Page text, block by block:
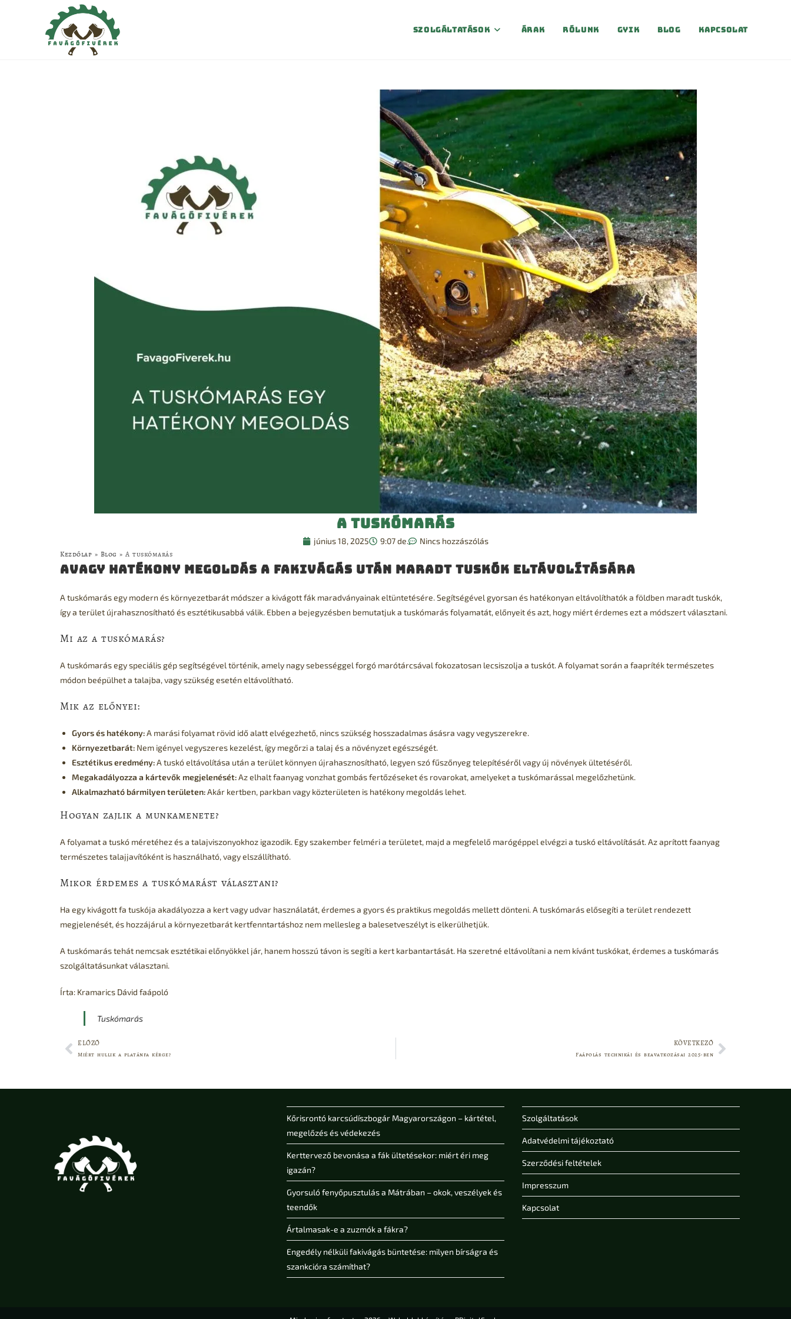
Szolgáltatások Árak Rólunk Gyik Blog Kapcsolat
A tuskómarás
június 18, 2025 9:07 de. Nincs hozzászólás
Kezdőlap » Blog » A tuskómarás
Avagy hatékony megoldás a fakivágás után maradt tuskók eltávolítására
A tuskómarás egy modern és környezetbarát módszer a kivágott fák maradványainak eltüntetésére. Segítségével gyorsan és hatékonyan eltávolíthatók a földben maradt tuskók,
így a terület újrahasznosítható és esztétikusabbá válik. Ebben a bejegyzésben bemutatjuk a tuskómarás folyamatát, előnyeit és azt, hogy miért érdemes ezt a módszert választani.
Mi az a tuskómarás?
A tuskómarás egy speciális gép segítségével történik, amely nagy sebességgel forgó marótárcsával fokozatosan lecsiszolja a tuskót. A folyamat során a faapríték természetes
módon beépülhet a talajba, vagy szükség esetén eltávolítható.
Mik az előnyei:
Gyors és hatékony:A marási folyamat rövid idő alatt elvégezhető, nincs szükség hosszadalmas ásásra vagy vegyszerekre.
Környezetbarát: Nem igényel vegyszeres kezelést, így megőrzi a talaj és a növényzet egészségét.
Esztétikus eredmény:A tuskó eltávolítása után a terület könnyen újrahasznosítható, legyen szó fűszőnyeg telepítéséről vagy új növények ültetéséről.
Megakadályozza a kártevők megjelenését:Az elhalt faanyag vonzhat gombás fertőzéseket és rovarokat, amelyeket a tuskómarással megelőzhetünk.
Alkalmazható bármilyen területen:Akár kertben, parkban vagy közterületen is hatékony megoldás lehet.
Hogyan zajlik a munkamenete?
A folyamat a tuskó méretéhez és a talajviszonyokhoz igazodik. Egy szakember felméri a területet, majd a megfelelő marógéppel elvégzi a tuskó eltávolítását. Az aprított faanyag
természetes talajjavítóként is használható, vagy elszállítható.
Mikor érdemes a tuskómarást választani?
Ha egy kivágott fa tuskója akadályozza a kert vagy udvar használatát, érdemes a gyors és praktikus megoldás mellett dönteni. A tuskómarás elősegíti a terület rendezett
megjelenését, és hozzájárul a környezetbarát kertfenntartáshoz nem mellesleg a balesetveszélyt is elkerülhetjük.
A tuskómarás tehát nemcsak esztétikai előnyökkel jár, hanem hosszú távon is segíti a kert karbantartását. Ha szeretné eltávolítani a nem kívánt tuskókat, érdemes a tuskómarás
szolgáltatásunkat választani.
Írta: Kramarics Dávid faápoló
Tuskómarás
ELŐZŐ
Miért hullik a platánfa kérge?
KÖVETKEZŐ
Faápolás technikái és beavatkozásai 2025-ben
Kőrisrontó karcsúdíszbogár Magyarországon – kártétel,
megelőzés és védekezés
Kerttervező bevonása a fák ültetésekor: miért éri meg
igazán?
Gyorsuló fenyőpusztulás a Mátrában – okok, veszélyek és
teendők
Ártalmasak-e a zuzmók a fákra?
Engedély nélküli fakivágás büntetése: milyen bírságra és
szankcióra számíthat?
Szolgáltatások
Adatvédelmi tájékoztató
Szerződési feltételek
Impresszum
Kapcsolat